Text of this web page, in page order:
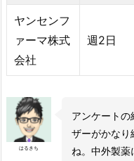
ヤンセンフ
ァーマ株式
会社
週2日
はるきち
アンケートの
ザーがかなり
ね。中外製